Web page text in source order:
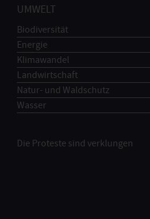
UMWELT
Biodiversität
Energie
Klimawandel
Landwirtschaft
Natur- und Waldschutz
Wasser
Die Proteste sind verklungen